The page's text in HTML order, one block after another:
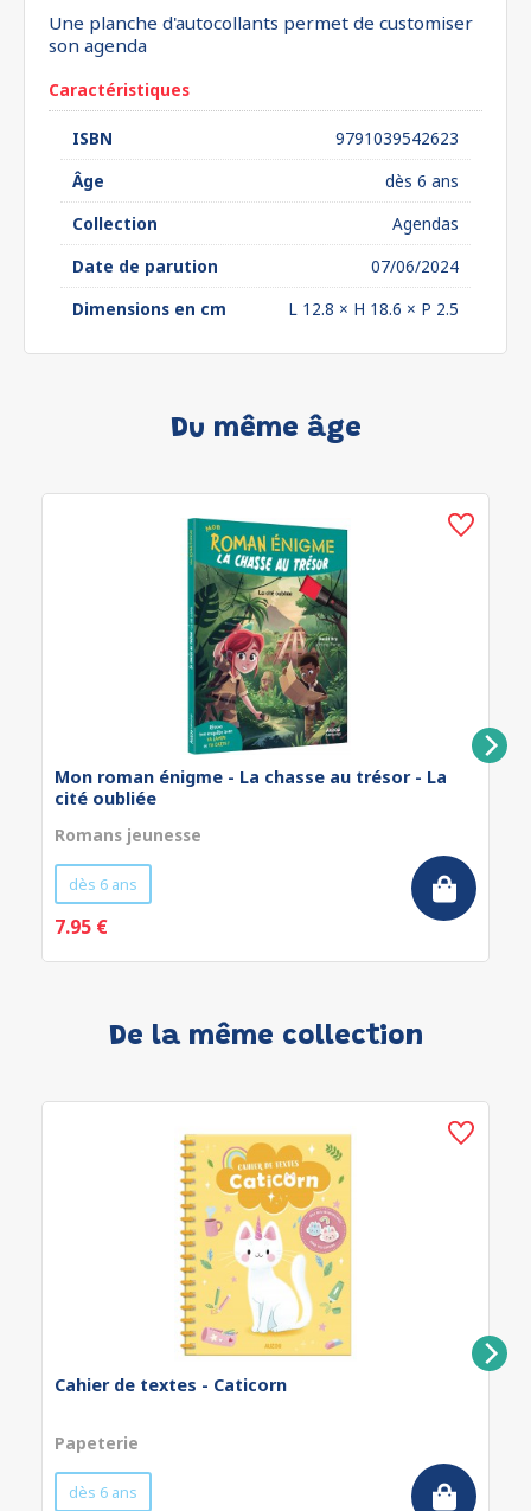
Une planche d'autocollants permet de customiser
son agenda
Caractéristiques
ISBN
9791039542623
Âge
dès 6 ans
Collection
Agendas
Date de parution
07/06/2024
Dimensions en cm
L 12.8 × H 18.6 × P 2.5
Du même âge
Mon roman énigme - La chasse au trésor - La
cité oubliée
Romans jeunesse
dès 6 ans
7.95 €
De la même collection
Cahier de textes - Caticorn
Papeterie
dès 6 ans